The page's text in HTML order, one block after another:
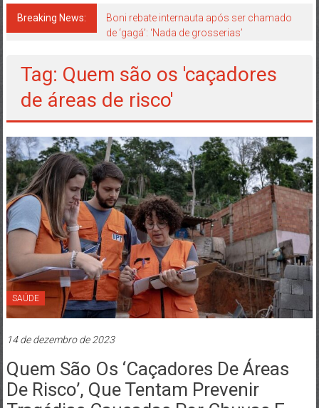
mais
perto
você!
Breaking News:
Boni rebate internauta após ser chamado
de ‘gagá’: ‘Nada de grosserias’
Tag: Quem são os 'caçadores
de áreas de risco'
SAÚDE
14 de dezembro de 2023
Quem São Os ‘caçadores De Áreas
De Risco’, Que Tentam Prevenir